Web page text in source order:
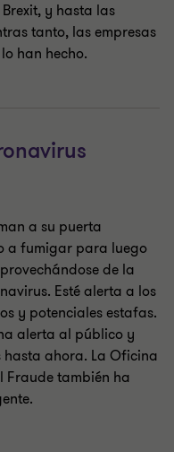
y hasta las
tanto, las empresas
han hecho.
a su puerta
a fumigar para luego
de la
Esté alerta a los
y potenciales estafas.
alerta al público y
ahora. La Oficina
Fraude también ha